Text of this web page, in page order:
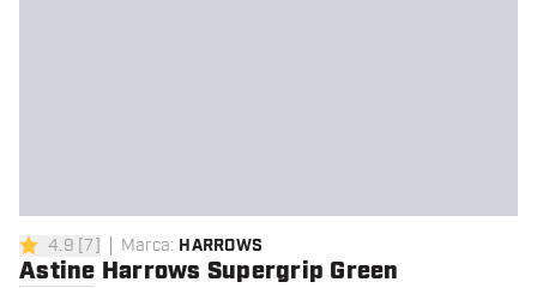
4.9 stelle di valutazione
4.9 [7] Marca: HARROWS
Astine Harrows Supergrip Green